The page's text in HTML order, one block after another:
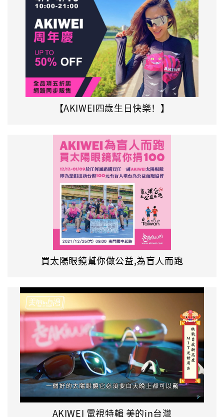
【AKIWEI四歲生日快樂！】
買太陽眼鏡幫你做公益,為盲人而跑
AKIWEI 電視特輯 美的in台灣